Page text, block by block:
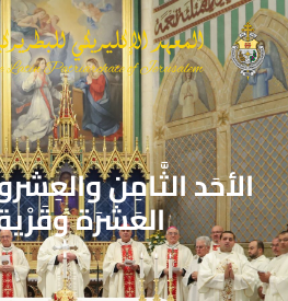
الأحَد الثَّامِن
العَشَرَة